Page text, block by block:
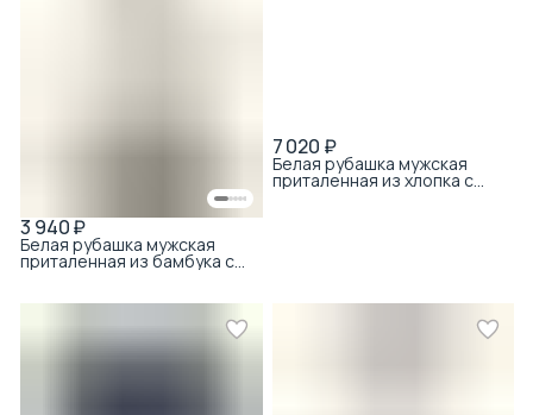
3 940 ₽
Белая рубашка мужская
приталенная из бамбука с
хлопком с принтом с
7 020 ₽
Белая рубашка мужская
приталенная из хлопка с
коротким рукавом